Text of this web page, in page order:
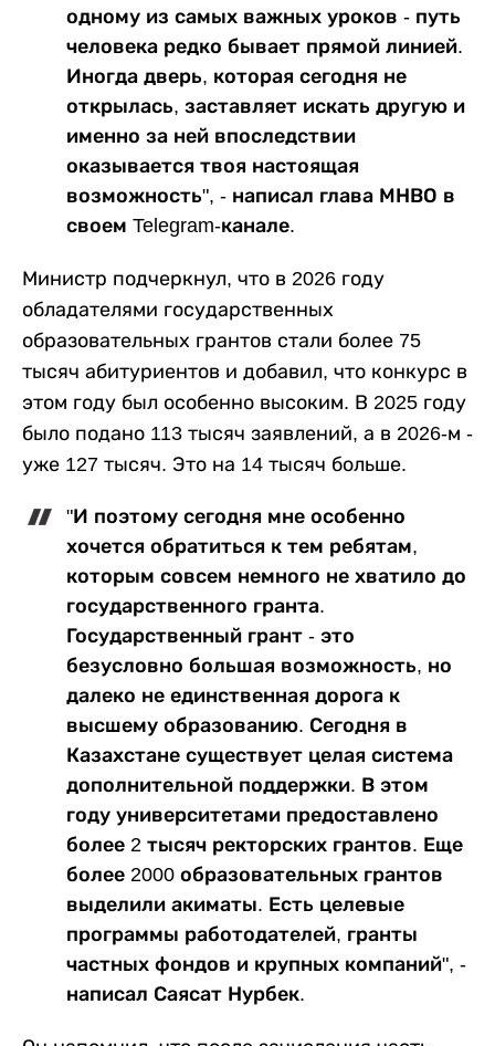
одному из самых важных уроков - путь
человека редко бывает прямой линией.
Иногда дверь, которая сегодня не
открылась, заставляет искать другую и
именно за ней впоследствии
оказывается твоя настоящая
возможность", - написал глава МНВО в
своем Telegram-канале.
Министр подчеркнул, что в 2026 году
обладателями государственных
образовательных грантов стали более 75
тысяч абитуриентов и добавил, что конкурс в
этом году был особенно высоким. В 2025 году
было подано 113 тысяч заявлений, а в 2026-м -
уже 127 тысяч. Это на 14 тысяч больше.
"И поэтому сегодня мне особенно
хочется обратиться к тем ребятам,
которым совсем немного не хватило до
государственного гранта.
Государственный грант - это
безусловно большая возможность, но
далеко не единственная дорога к
высшему образованию. Сегодня в
Казахстане существует целая система
дополнительной поддержки. В этом
году университетами предоставлено
более 2 тысяч ректорских грантов. Еще
более 2000 образовательных грантов
выделили акиматы. Есть целевые
программы работодателей, гранты
частных фондов и крупных компаний", -
написал Саясат Нурбек.